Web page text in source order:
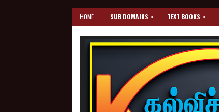
HOME SUB DOMAINS » TEXT BOOKS »